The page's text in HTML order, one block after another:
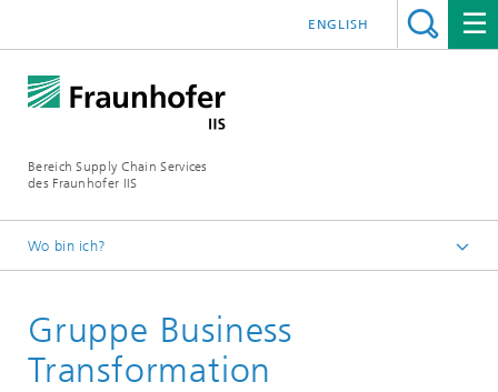
Bereich Supply Chain Services
des Fraunhofer IIS
ENGLISH
Wo bin ich?
Organisation und Abteilungen
Gruppe Business
Transformation